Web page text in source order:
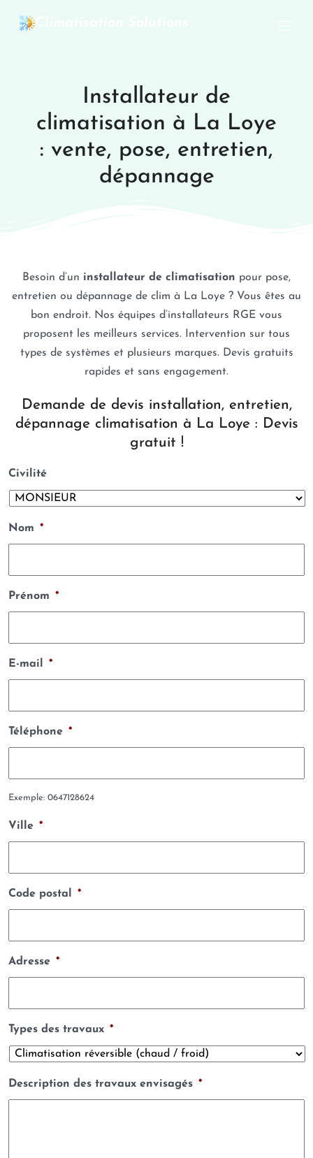
Installateur de
climatisation à La Loye
: vente, pose, entretien,
dépannage
Besoin d’un installateur de climatisation pour pose,
entretien ou dépannage de clim à La Loye ? Vous êtes au
bon endroit. Nos équipes d’installateurs RGE vous
proposent les meilleurs services. Intervention sur tous
types de systèmes et plusieurs marques. Devis gratuits
rapides et sans engagement.
Demande de devis installation, entretien,
dépannage climatisation à La Loye : Devis
gratuit !
Civilité
Nom *
Prénom *
E-mail *
Téléphone *
Exemple: 0647128624
Ville *
Code postal *
Adresse *
Types des travaux *
Description des travaux envisagés *